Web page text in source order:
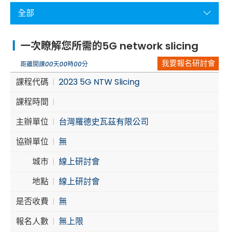
Member Login
Aerospace | Defense | Security
Broadcast and Media
Cybersecurity
全部
一次瞭解您所需的5G network slicing
距離開課00天00時00分 我要報名研討會
課程代碼
2023 5G NTW Slicing
課程時間
主辦單位
台灣羅德史瓦茲有限公司
協辦單位
無
城市
線上研討會
地點
線上研討會
是否收費
無
報名人數
無上限